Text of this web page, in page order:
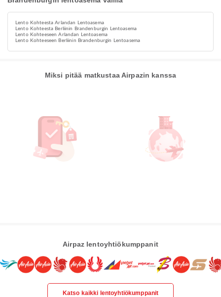
Lento Kohteesta Arlandan Lentoasema
Lento Kohteesta Berliinin Brandenburgin Lentoasema
Lento Kohteeseen Arlandan Lentoasema
Lento Kohteeseen Berliinin Brandenburgin Lentoasema
Miksi pitää matkustaa Airpazin kanssa
Airpaz lentoyhtiökumppanit
Katso kaikki lentoyhtiökumppanit